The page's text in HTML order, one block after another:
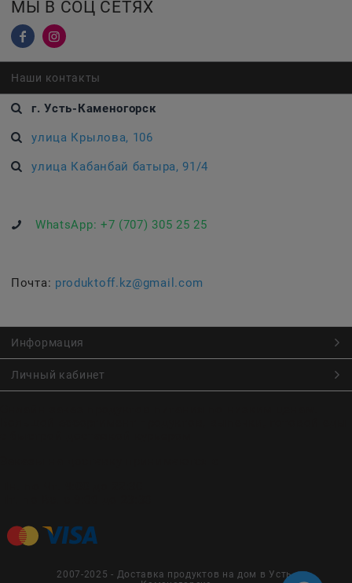
МЫ В СОЦ СЕТЯХ
Наши контакты
г. Усть-Каменогорск
улица Крылова, 106
улица Кабанбай батыра, 91/4
WhatsApp: +7 (707) 305 25 25
Почта: produktoff.kz@gmail.com
Информация
Личный кабинет
2007-2025 - Доставка продуктов на дом в Усть-